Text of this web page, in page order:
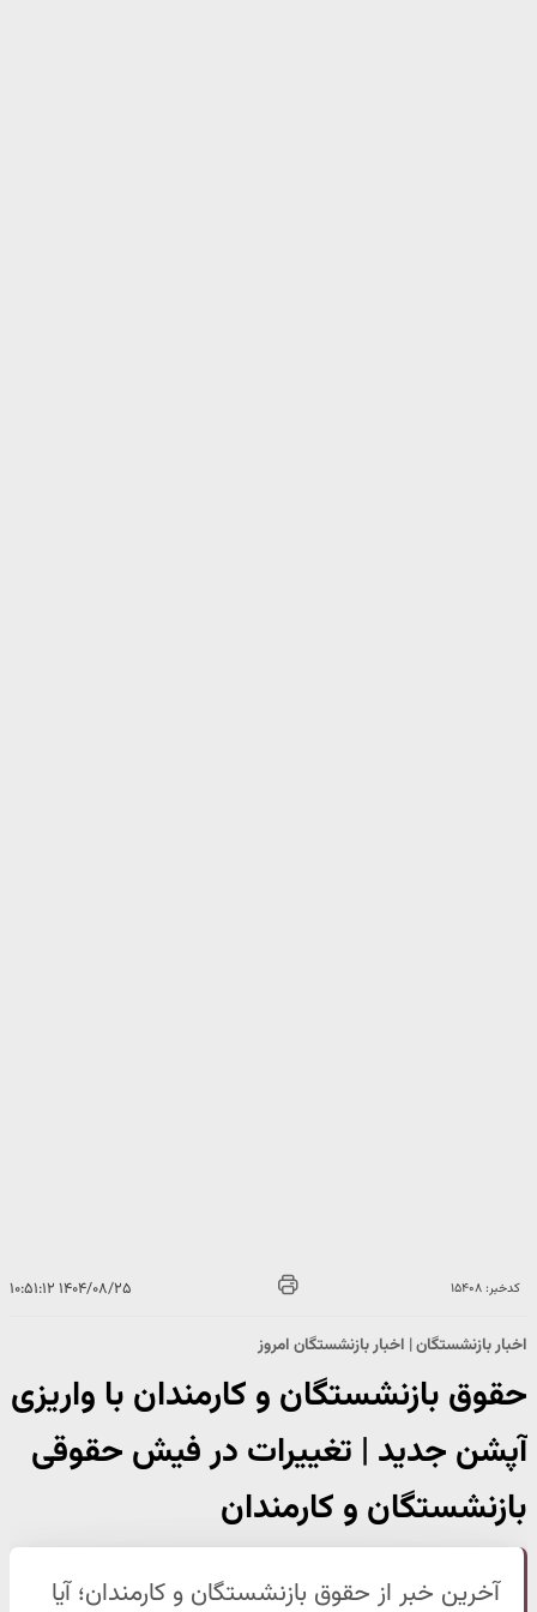
کدخبر: ۱۵۴۰۸ ۱۴۰۴/۰۸/۲۵ ۱۰:۵۱:۱۲
اخبار بازنشستگان | اخبار بازنشستگان امروز
حقوق بازنشستگان و کارمندان با واریزی
آپشن جدید | تغییرات در فیش حقوقی
بازنشستگان و کارمندان
آخرین خبر از حقوق بازنشستگان و کارمندان؛ آیا